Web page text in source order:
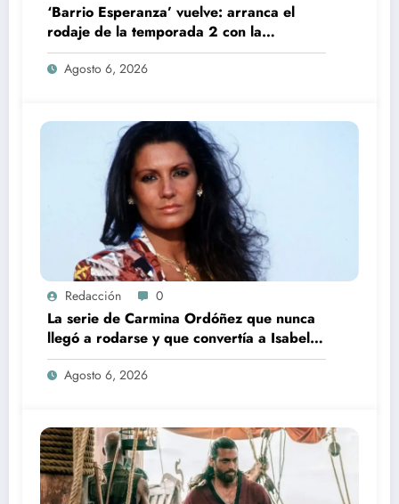
‘Barrio Esperanza’ vuelve: arranca el
rodaje de la temporada 2 con la
incorporación de María Castro
Agosto 6, 2026
Redacción 0
La serie de Carmina Ordóñez que nunca
llegó a rodarse y que convertía a Isabel
Pantoja en la gran antagonista
Agosto 6, 2026